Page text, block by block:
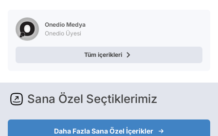
Onedio Medya
Onedio Üyesi
Tüm içerikleri
Sana Özel Seçtiklerimiz
Daha Fazla Sana Özel İçerikler